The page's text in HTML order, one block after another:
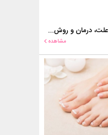
بی اختیاری ادرار سالمندان؛ علت، درمان و روش‌های کنترل در منزل
مشاهده